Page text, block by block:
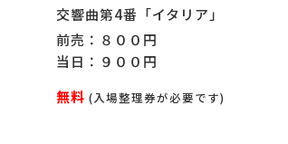
交響曲第4番「イタリア」
前売：８００円
当日：９００円
無料 (入場整理券が必要です)